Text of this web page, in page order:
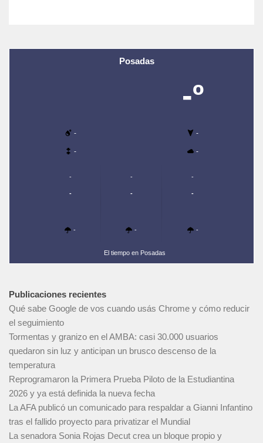
Posadas
-º
- -
- -
-
-
-
-
-
-
-
-
-
El tiempo en Posadas
Publicaciones recientes
Qué sabe Google de vos cuando usás Chrome y cómo reducir
el seguimiento
Tormentas y granizo en el AMBA: casi 30.000 usuarios
quedaron sin luz y anticipan un brusco descenso de la
temperatura
Reprogramaron la Primera Prueba Piloto de la Estudiantina
2026 y ya está definida la nueva fecha
La AFA publicó un comunicado para respaldar a Gianni Infantino
tras el fallido proyecto para privatizar el Mundial
La senadora Sonia Rojas Decut crea un bloque propio y